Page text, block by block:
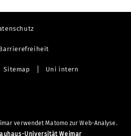
Sitemap Uni intern
verwendet Matomo zur Web-Analyse.
Universität Weimar